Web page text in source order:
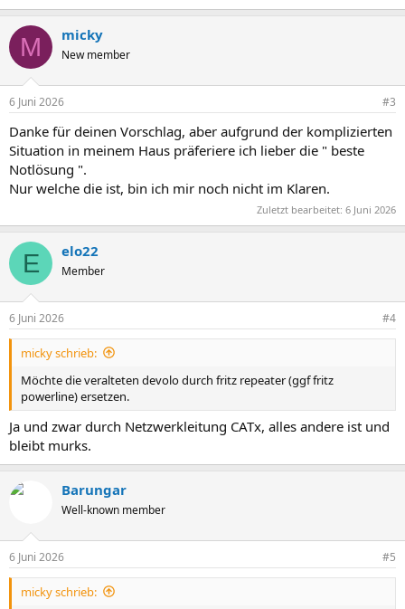
M micky
New member
6 Juni 2026 #3
Danke für deinen Vorschlag, aber aufgrund der komplizierten
Situation in meinem Haus präferiere ich lieber die " beste
Notlösung ".
Nur welche die ist, bin ich mir noch nicht im Klaren.
Zuletzt bearbeitet: 6 Juni 2026
E elo22
Member
6 Juni 2026 #4
micky schrieb:
Möchte die veralteten devolo durch fritz repeater (ggf fritz
powerline) ersetzen.
Ja und zwar durch Netzwerkleitung CATx, alles andere ist und
bleibt murks.
Barungar
Well-known member
6 Juni 2026 #5
micky schrieb: